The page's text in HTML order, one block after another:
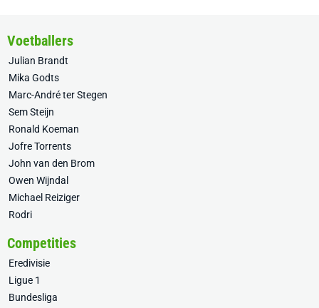
Voetballers
Julian Brandt
Mika Godts
Marc-André ter Stegen
Sem Steijn
Ronald Koeman
Jofre Torrents
John van den Brom
Owen Wijndal
Michael Reiziger
Rodri
Competities
Eredivisie
Ligue 1
Bundesliga